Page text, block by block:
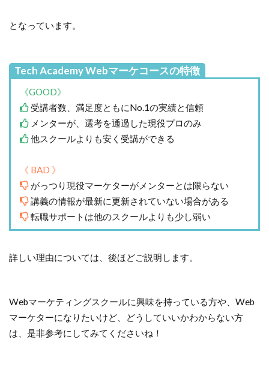
となっています。
Tech Academy Webマーケコースの特徴
《GOOD》
受講者数、満足度ともにNo.1の実績と信頼
メンターが、選考を通過した現役プロのみ
他スクールよりも安く受講ができる
《 BAD 》
がっつり現役マーケターがメンターとは限らない
講義の情報が最新に更新されていない場合がある
転職サポートは他のスクールよりも少し弱い
詳しい理由については、後ほどご説明します。
Webマーケティングスクールに興味を持っている方や、Web
マーケターになりたいけど、どうしていいかわからない方
は、是非参考にしてみてくださいね！